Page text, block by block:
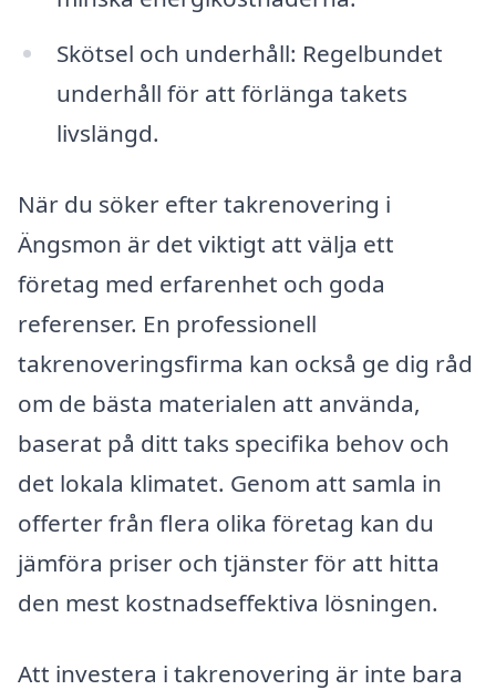
Skötsel och underhåll: Regelbundet
underhåll för att förlänga takets
livslängd.
När du söker efter takrenovering i
Ängsmon är det viktigt att välja ett
företag med erfarenhet och goda
referenser. En professionell
takrenoveringsfirma kan också ge dig råd
om de bästa materialen att använda,
baserat på ditt taks specifika behov och
det lokala klimatet. Genom att samla in
offerter från flera olika företag kan du
jämföra priser och tjänster för att hitta
den mest kostnadseffektiva lösningen.
Att investera i takrenovering är inte bara